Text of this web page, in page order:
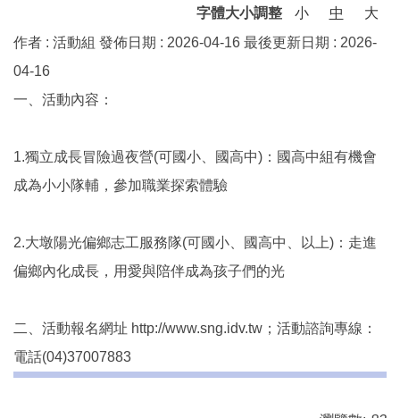
字體大小調整 小 中
大
作者 : 活動組 發佈日期 : 2026-04-16 最後更新日期 : 2026-
04-16
一、活動內容：
1.獨立成長冒險過夜營(可國小、國高中)：國高中組有機會
成為小小隊輔，參加職業探索體驗
2.大墩陽光偏鄉志工服務隊(可國小、國高中、以上)：走進
偏鄉內化成長，用愛與陪伴成為孩子們的光
二、活動報名網址 http://www.sng.idv.tw；活動諮詢專線：
電話(04)37007883